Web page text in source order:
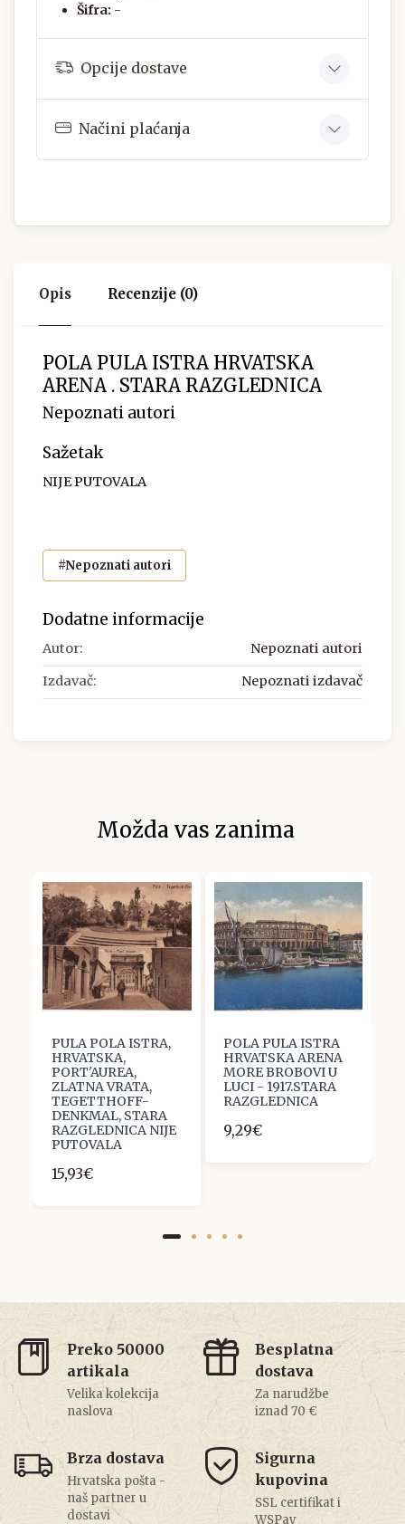
Šifra: -
Opcije dostave
Načini plaćanja
Opis Recenzije (0)
POLA PULA ISTRA HRVATSKA
ARENA . STARA RAZGLEDNICA
Nepoznati autori
Sažetak
NIJE PUTOVALA
#Nepoznati autori
Dodatne informacije
Autor: Nepoznati autori
Izdavač: Nepoznati izdavač
Možda vas zanima
PULA POLA ISTRA,
HRVATSKA,
PORT'AUREA,
ZLATNA VRATA,
TEGETTHOFF-
DENKMAL, STARA
RAZGLEDNICA NIJE
PUTOVALA
15,93€
POLA PULA ISTRA
HRVATSKA ARENA
MORE BROBOVI U
LUCI - 1917.STARA
RAZGLEDNICA
9,29€
Preko 50000
artikala
Velika kolekcija
naslova
Besplatna
dostava
Za narudžbe
iznad 70 €
Brza dostava
Hrvatska pošta -
naš partner u
dostavi
Sigurna
kupovina
SSL certifikat i
WSPay